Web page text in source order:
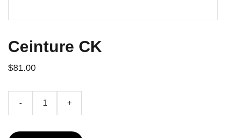
Ceinture CK
$81.00
- +